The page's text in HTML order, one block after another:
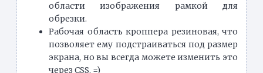
области изображения рамкой для
обрезки.
Рабочая область кроппера резиновая, что
позволяет ему подстраиваться под размер
экрана, но вы всегда можете изменить это
через CSS. =)